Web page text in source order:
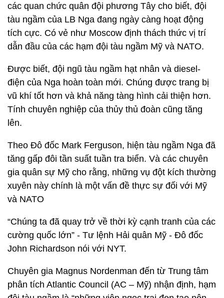
các quan chức quân đội phương Tây cho biết, đội
tàu ngầm của LB Nga đang ngày càng hoạt động
tích cực. Có vẻ như Moscow định thách thức vị trí
dẫn đầu của các hạm đội tàu ngầm Mỹ và NATO.
Được biết, đội ngũ tàu ngầm hạt nhân và diesel-
điện của Nga hoàn toàn mới. Chúng được trang bị
vũ khí tốt hơn và khả năng tàng hình cải thiện hơn.
Tính chuyên nghiệp của thủy thủ đoàn cũng tăng
lên.
Theo Đô đốc Mark Ferguson, hiện tàu ngầm Nga đã
tăng gấp đôi tần suất tuần tra biển. Và các chuyên
gia quân sự Mỹ cho rằng, những vụ đột kích thường
xuyên này chính là một vấn đề thực sự đối với Mỹ
và NATO
“Chúng ta đã quay trở về thời kỳ cạnh tranh của các
cường quốc lớn” - Tư lệnh Hải quân Mỹ - Đô đốc
John Richardson nói với NYT.
Chuyên gia Magnus Nordenman đến từ Trung tâm
phân tích Atlantic Council (AC – Mỹ) nhận định, hạm